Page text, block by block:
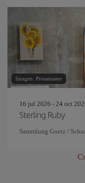
Imagen: Pressmaster
16 jul 2026 - 24 oct
Sterling Ruby
Sammlung Goetz /